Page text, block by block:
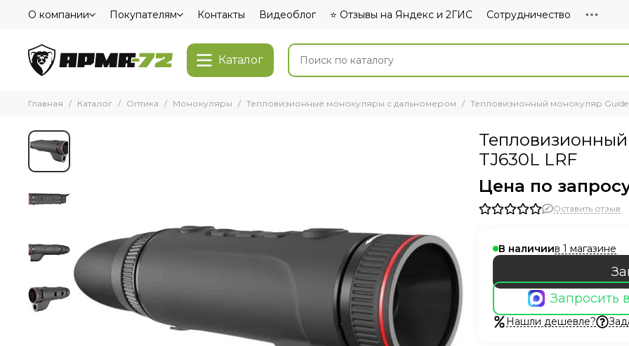
О компании Покупателям Контакты Видеоблог ⭐ Отзывы на Яндекс и 2ГИС Сотрудничество
Каталог
Главная Каталог Оптика Монокуляры Тепловизионные монокуляры с дальномером Тепловизионный монокуляр Guide
TJ630L LRF
Цена по
Оставить отзыв
В наличиив 1 магазине
Запросить
Нашли дешевле?